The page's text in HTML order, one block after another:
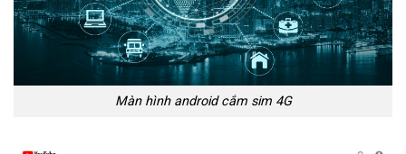
Màn hình android cắm sim 4G